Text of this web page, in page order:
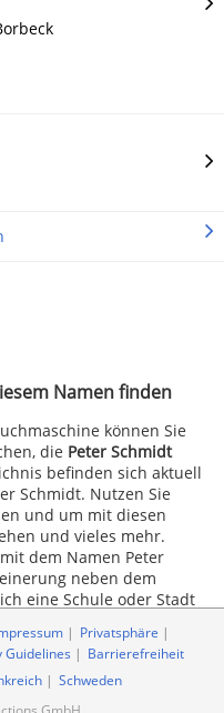
Namen finden
können Sie
die Peter Schmidt
befinden sich aktuell
Schmidt. Nutzen Sie
und um mit diesen
und vieles mehr.
dem Namen Peter
neben dem
eine Schule oder Stadt
Privatsphäre
Guidelines
Barrierefreiheit
Schweden